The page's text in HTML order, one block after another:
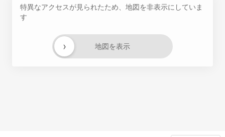
特異なアクセスが見られたため、地図を非表示にしていま
す
地図を表示
›